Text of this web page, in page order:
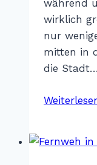
während
wirklich
nur
mitten in
die Stadt…